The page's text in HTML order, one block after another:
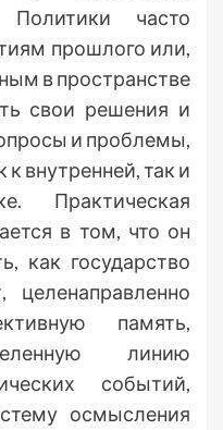
Политики часто
прошлого или,
в пространстве
свои решения и
и проблемы,
внутренней, так и
Практическая
в том, что он
как государство
целенаправленно
память,
линию
событий,
осмысления